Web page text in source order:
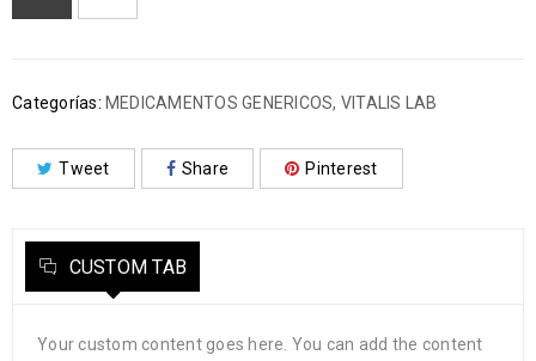
Categorías: MEDICAMENTOS GENERICOS, VITALIS LAB
Tweet Share Pinterest
CUSTOM TAB
Your custom content goes here. You can add the content